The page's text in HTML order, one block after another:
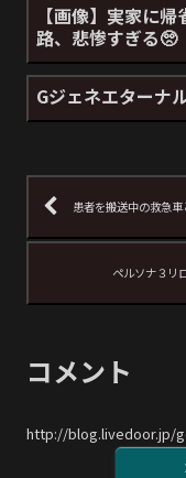
【画像】実家に
路、悲惨すぎる🥺
Gジェネエターナ
患者を搬送中の救急
ペルソナ３リ
コメント
http://blog.livedoor.jp/